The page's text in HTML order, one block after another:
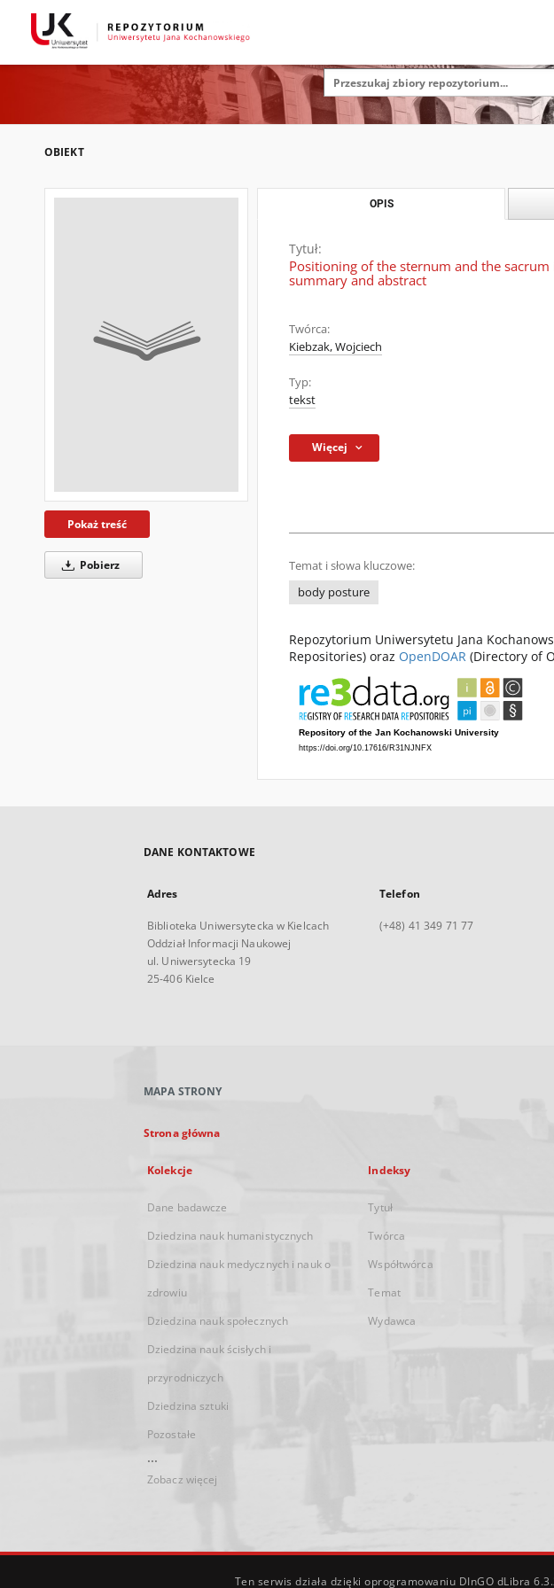
OBIEKT
Pokaż treść
Pobierz
OPIS
Tytuł:
Positioning of the sternum and the
summary and abstract
Twórca:
Kiebzak, Wojciech
Typ:
tekst
Więcej
Temat i słowa kluczowe:
body posture
Repozytorium Uniwersytetu Jana
Repositories) oraz OpenDOAR (Directory of
DANE KONTAKTOWE
Adres
Biblioteka Uniwersytecka w Kielcach
Oddział Informacji Naukowej
ul. Uniwersytecka 19
25-406 Kielce
Telefon
(+48) 41 349 71 77
MAPA STRONY
Strona główna
Kolekcje
Dane badawcze
Dziedzina nauk humanistycznych
Dziedzina nauk medycznych i nauk o
zdrowiu
Dziedzina nauk społecznych
Dziedzina nauk ścisłych i
przyrodniczych
Dziedzina sztuki
Pozostałe
...
Zobacz więcej
Indeksy
Tytuł
Twórca
Współtwórca
Temat
Wydawca
Ten serwis działa dzięki oprogramowaniu DInGO dLibra